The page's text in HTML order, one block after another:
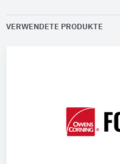
VERWENDETE PRODUKTE